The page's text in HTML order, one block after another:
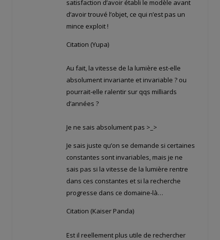
satisfaction d’avoir établi le modèle avant
d’avoir trouvé l’objet, ce qui n’est pas un
mince exploit !
Citation (Yupa)
Au fait, la vitesse de la lumière est-elle
absolument invariante et invariable ? ou
pourrait-elle ralentir sur qqs milliards
d’années ?
Je ne sais absolument pas >_>
Je sais juste qu’on se demande si certaines
constantes sont invariables, mais je ne
sais pas si la vitesse de la lumière rentre
dans ces constantes et si la recherche
progresse dans ce domaine-là…
Citation (Kaiser Panda)
Est il reellement plus utile de rechercher